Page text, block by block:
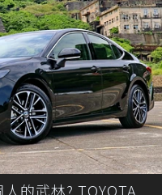
的武林? TOYOTA